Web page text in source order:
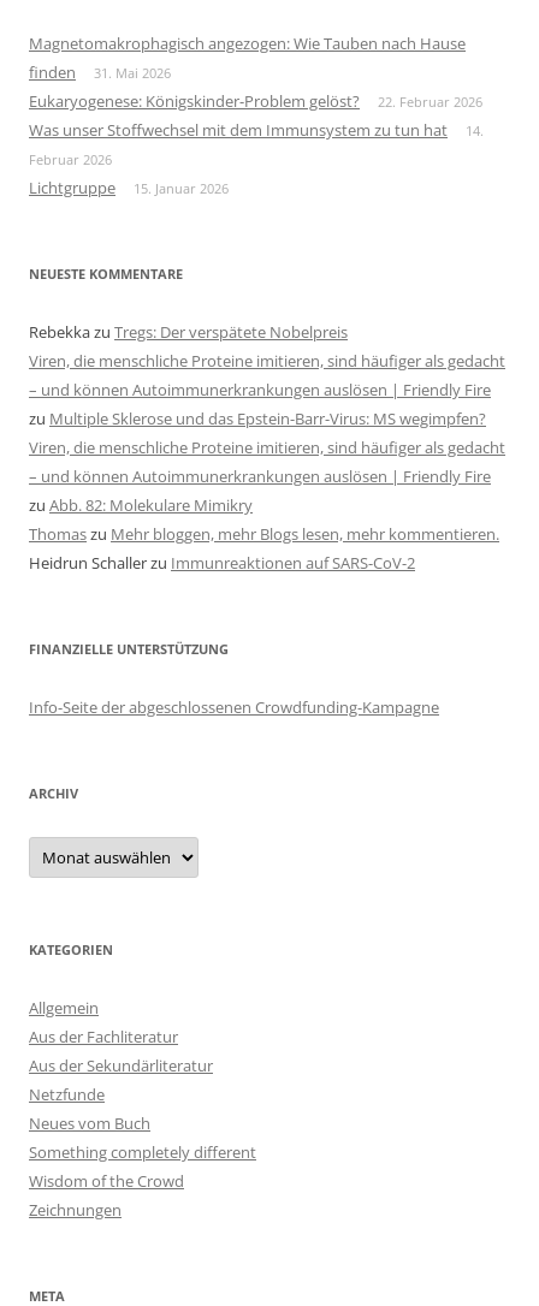
Magnetomakrophagisch angezogen: Wie Tauben nach Hause
finden
31. Mai 2026
Eukaryogenese: Königskinder-Problem gelöst? 22. Februar 2026
Was unser Stoffwechsel mit dem Immunsystem zu tun hat
14.
Februar 2026
Lichtgruppe 15. Januar 2026
NEUESTE KOMMENTARE
Rebekkazu Tregs: Der verspätete Nobelpreis
Viren, die menschliche Proteine imitieren, sind häufiger als gedacht
– und können Autoimmunerkrankungen auslösen | Friendly Fire
zu Multiple Sklerose und das Epstein-Barr-Virus: MS wegimpfen?
Viren, die menschliche Proteine imitieren, sind häufiger als gedacht
– und können Autoimmunerkrankungen auslösen | Friendly Fire
zu Abb. 82: Molekulare Mimikry
Thomaszu Mehr bloggen, mehr Blogs lesen, mehr kommentieren.
Heidrun Schallerzu Immunreaktionen auf SARS-CoV-2
FINANZIELLE UNTERSTÜTZUNG
Info-Seite der abgeschlossenen Crowdfunding-Kampagne
ARCHIV
Archiv
KATEGORIEN
Allgemein
Aus der Fachliteratur
Aus der Sekundärliteratur
Netzfunde
Neues vom Buch
Something completely different
Wisdom of the Crowd
Zeichnungen
META